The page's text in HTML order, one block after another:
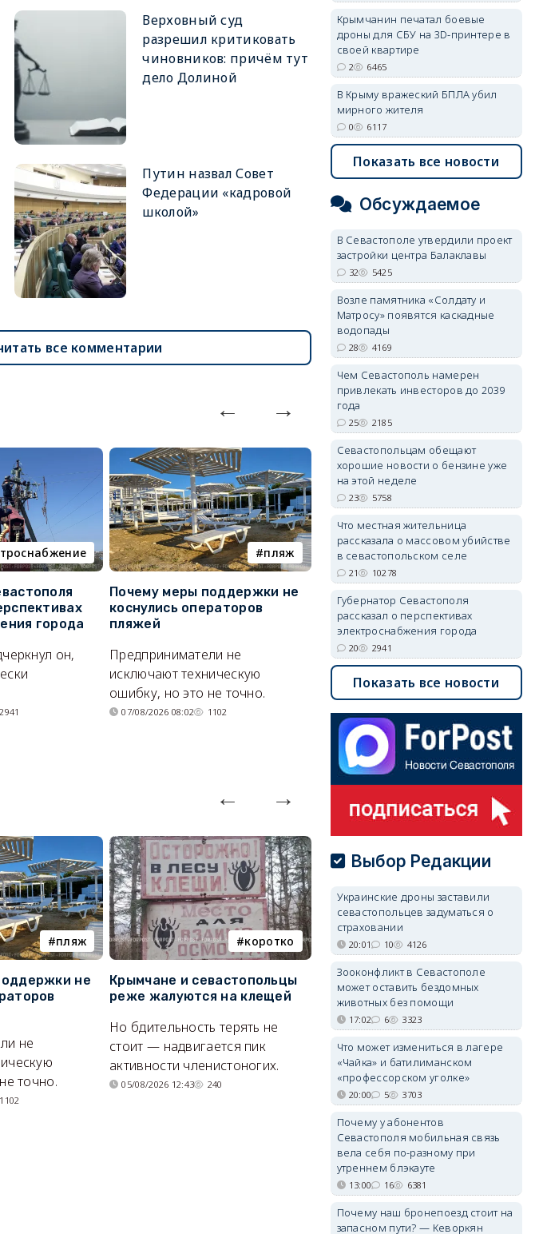
Верховный суд
разрешил критиковать
чиновников: причём тут
дело Долиной
Путин назвал Совет
Федерации «кадровой
школой»
все комментарии
города
он,
2941
пляж
Почему меры поддержки не
коснулись операторов
пляжей
Предприниматели не
исключают техническую
ошибку, но это не точно.
07/08/2026 08:02 1102
Украинские дроны заставили
севастопольцев задуматься
о страховании
По сравнению с ожиданием
компенсации от государства
способ более дорогой, но и
более надежный.
06/08/2026 20:01 4126
пляж
не
не
точно.
1102
коротко
Крымчане и севастопольцы
реже жалуются на клещей
Но бдительность терять не
стоит — надвигается пик
активности членистоногих.
05/08/2026 12:43 240
В Севастополе утвердили
проект застройки центра
Балаклавы
Там появится туристический
квартал с отелями и
парковками.
05/08/2026 08:01 5425
Крымчанин печатал боевые
дроны для СБУ на 3D-принтере в
своей квартире
2 6465
В Крыму вражеский БПЛА убил
мирного жителя
0 6117
Показать все новости
Обсуждаемое
В Севастополе утвердили проект
застройки центра Балаклавы
32 5425
Возле памятника «Солдату и
Матросу» появятся каскадные
водопады
28 4169
Чем Севастополь намерен
привлекать инвесторов до 2039
года
25 2185
Севастопольцам обещают
хорошие новости о бензине уже
на этой неделе
23 5758
Что местная жительница
рассказала о массовом убийстве
в севастопольском селе
21 10278
Губернатор Севастополя
рассказал о перспективах
электроснабжения города
20 2941
Показать все новости
Выбор Редакции
Украинские дроны заставили
севастопольцев задуматься о
страховании
20:01 10 4126
Зооконфликт в Севастополе
может оставить бездомных
животных без помощи
17:02 6 3323
Что может измениться в лагере
«Чайка» и батилиманском
«профессорском уголке»
20:00 5 3703
Почему у абонентов
Севастополя мобильная связь
вела себя по-разному при
утреннем блэкауте
13:00 16 6381
Почему наш бронепоезд стоит на
запасном пути? — Кеворкян